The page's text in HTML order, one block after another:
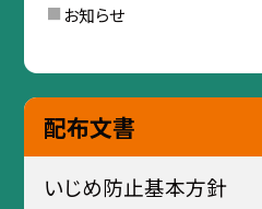
お知らせ
配布文書
いじめ防止基本方針